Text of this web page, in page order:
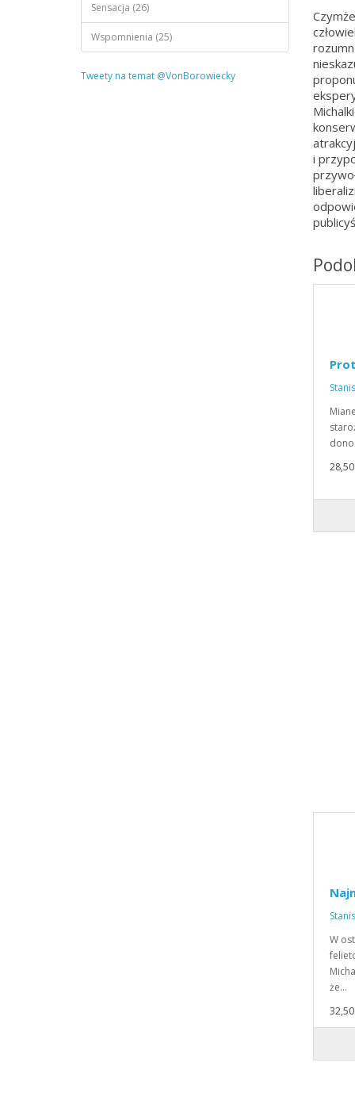
Sensacja (26)
Wspomnienia (25)
Tweety na temat @VonBorowiecky
i
28,50
W
że…
32,50